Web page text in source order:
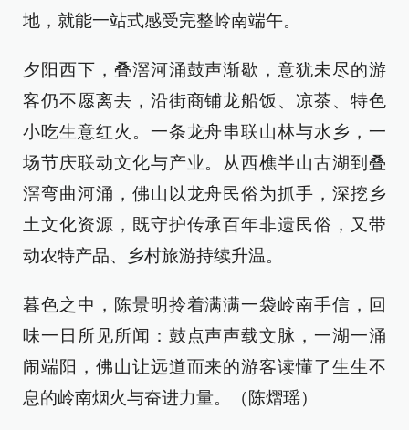
地，就能一站式感受完整岭南端午。
夕阳西下，叠滘河涌鼓声渐歇，意犹未尽的游
客仍不愿离去，沿街商铺龙船饭、凉茶、特色
小吃生意红火。一条龙舟串联山林与水乡，一
场节庆联动文化与产业。从西樵半山古湖到叠
滘弯曲河涌，佛山以龙舟民俗为抓手，深挖乡
土文化资源，既守护传承百年非遗民俗，又带
动农特产品、乡村旅游持续升温。
暮色之中，陈景明拎着满满一袋岭南手信，回
味一日所见所闻：鼓点声声载文脉，一湖一涌
闹端阳，佛山让远道而来的游客读懂了生生不
息的岭南烟火与奋进力量。（陈熠瑶）